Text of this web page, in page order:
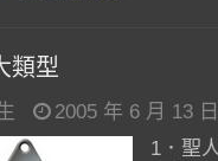
類型
2005 年 6 月 13 日
1．聖